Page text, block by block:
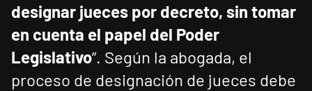
designar jueces por decreto, sin tomar
en cuenta el papel del Poder
Legislativo”. Según la abogada, el
proceso de designación de jueces debe